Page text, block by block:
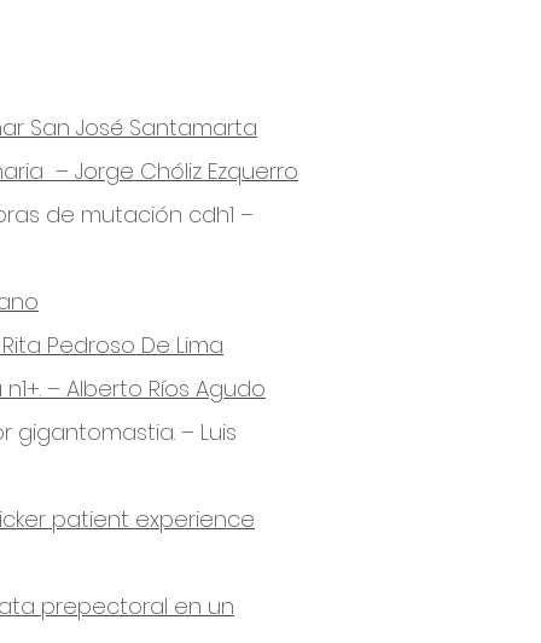
San José Santamarta
– Jorge Chóliz Ezquerro
de mutación cdh1 –
Pedroso De Lima
– Alberto Ríos Agudo
gigantomastia. – Luis
patient experience
prepectoral en un